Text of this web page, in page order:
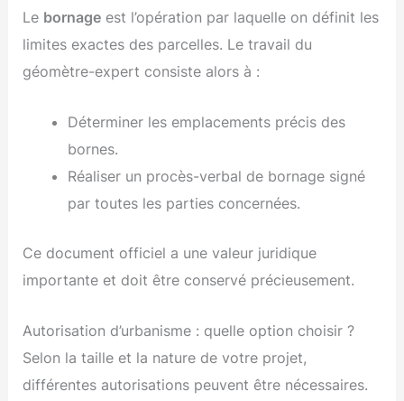
Le bornage est l’opération par laquelle on définit les
limites exactes des parcelles. Le travail du
géomètre-expert consiste alors à :
Déterminer les emplacements précis des
bornes.
Réaliser un procès-verbal de bornage signé
par toutes les parties concernées.
Ce document officiel a une valeur juridique
importante et doit être conservé précieusement.
Autorisation d’urbanisme : quelle option choisir ?
Selon la taille et la nature de votre projet,
différentes autorisations peuvent être nécessaires.